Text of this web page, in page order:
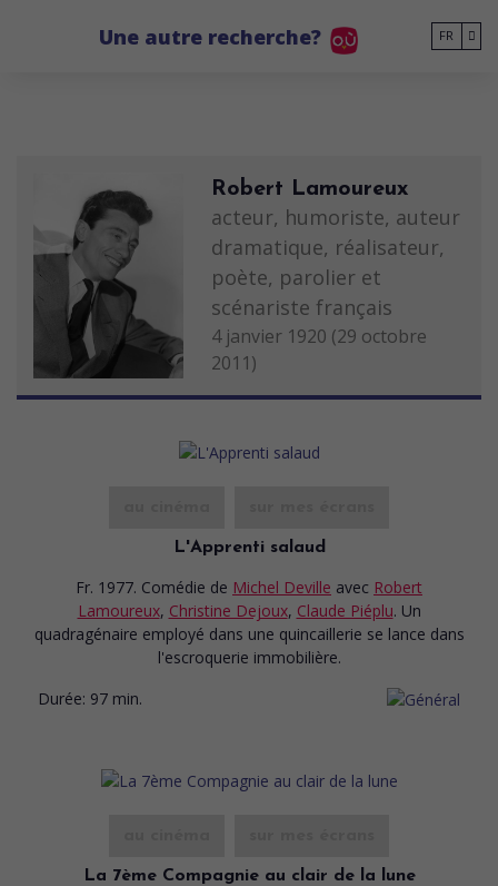
Une autre recherche? FR
Robert Lamoureux
acteur, humoriste, auteur
dramatique, réalisateur,
poète, parolier et
scénariste français
4 janvier 1920 (29 octobre
2011)
L'Apprenti salaud
Fr. 1977. Comédie de Michel Deville avec Robert
Lamoureux, Christine Dejoux, Claude Piéplu. Un
quadragénaire employé dans une quincaillerie se lance dans
l'escroquerie immobilière.
Durée: 97 min.
La 7ème Compagnie au clair de la lune